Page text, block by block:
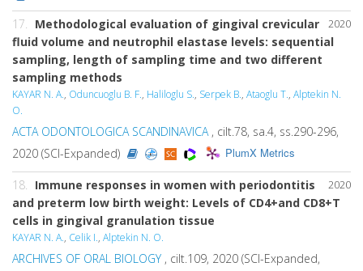
2020
17. Methodological evaluation of gingival crevicular
fluid volume and neutrophil elastase levels: sequential
sampling, length of sampling time and two different
sampling methods
KAYAR N. A., Oduncuoglu B. F., Haliloglu S., Serpek B., Ataoglu T., Alptekin N.
O.
ACTA ODONTOLOGICA SCANDINAVICA, cilt.78, sa.4, ss.290-296,
2020 (SCI-Expanded)
PlumX Metrics
2020
18. Immune responses in women with periodontitis
and preterm low birth weight: Levels of CD4+and CD8+T
cells in gingival granulation tissue
KAYAR N. A., Celik I., Alptekin N. O.
ARCHIVES OF ORAL BIOLOGY , cilt.109, 2020 (SCI-Expanded,